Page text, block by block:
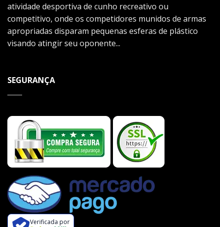
atividade desportiva de cunho recreativo ou
competitivo, onde os competidores munidos de armas
apropriadas disparam pequenas esferas de plástico
visando atingir seu oponente...
SEGURANÇA
Verificada por